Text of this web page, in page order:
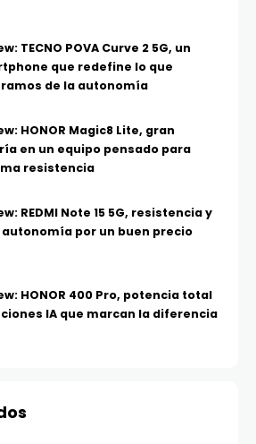
TECNO POVA Curve 2 5G, un
que redefine lo que
de la autonomía
HONOR Magic8 Lite, gran
en un equipo pensado para
resistencia
REDMI Note 15 5G, resistencia y
autonomía por un buen precio
HONOR 400 Pro, potencia total
IA que marcan la diferencia